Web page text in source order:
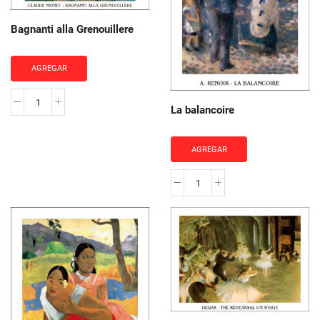
Bagnanti alla Grenouillere
AGREGAR
Bagnanti
La balancoire
AGREGAR
La
balancoire
cantidad